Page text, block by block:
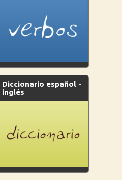
Diccionario español -
inglés